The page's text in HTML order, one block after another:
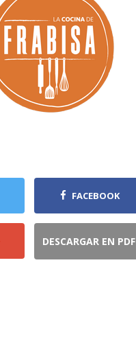
FACEBOOK
DESCARGAR EN PDF